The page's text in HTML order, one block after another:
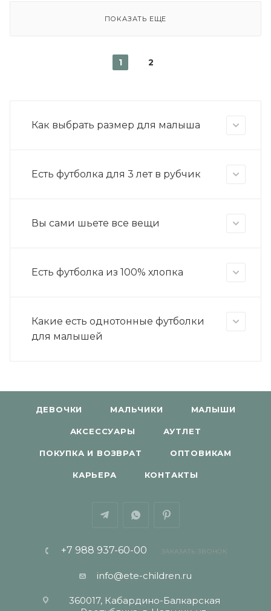
ПОКАЗАТЬ ЕЩЕ
1 2
Как выбрать размер для малыша
Есть футболка для 3 лет в рубчик
Вы сами шьете все вещи
Есть футболка из 100% хлопка
Какие есть однотонные футболки
для малышей
ДЕВОЧКИ МАЛЬЧИКИ МАЛЫШИ
АКСЕССУАРЫ АУТЛЕТ
ПОКУПКА И ВОЗВРАТ ОПТОВИКАМ
КАРЬЕРА КОНТАКТЫ
+7 988 937-60-00 ЗАКАЗАТЬ ЗВОНОК
info@ete-children.ru
360017, Кабардино-Балкарская